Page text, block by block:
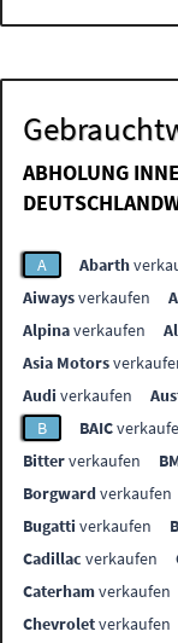
ABHOLUNG
A Abarth
Aiwaysverkaufen
Alpinaverkaufen
Asia Motors
Audi verkaufen
B
BAIC
Bitterverkaufen
Borgwardverkaufen
Bugatti verkaufen
Cadillac verkaufen
Caterhamverkaufen
Chevroletverkaufen